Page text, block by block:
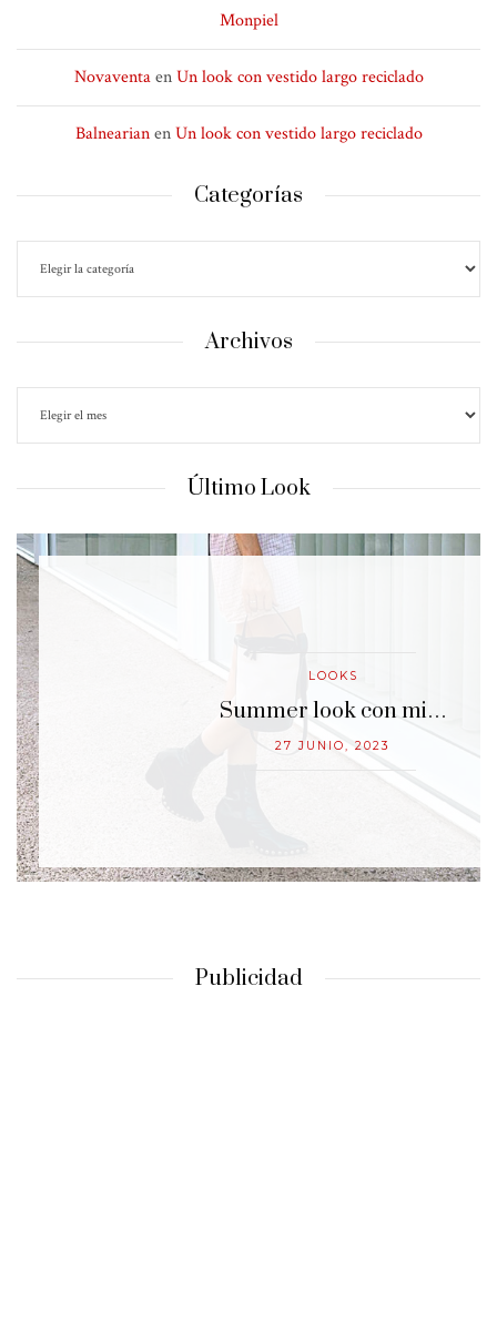
Monpiel
NovaventaenUn look con vestido largo reciclado
BalnearianenUn look con vestido largo reciclado
Categorías
Archivos
Último Look
LOOKS
Summer look con mi…
27 JUNIO, 2023
Publicidad